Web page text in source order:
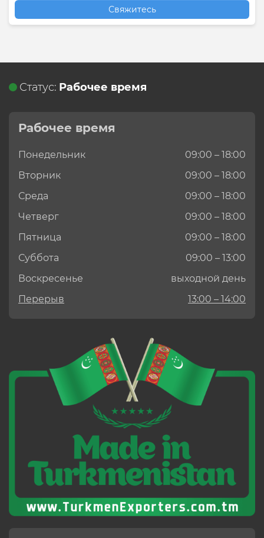
Свяжитесь
Статус: Рабочее время
Рабочее время
Понедельник
09:00 – 18:00
Вторник
09:00 – 18:00
Среда
09:00 – 18:00
Четверг
09:00 – 18:00
Пятница
09:00 – 18:00
Суббота
09:00 – 13:00
Воскресенье
выходной день
Перерыв
13:00 – 14:00